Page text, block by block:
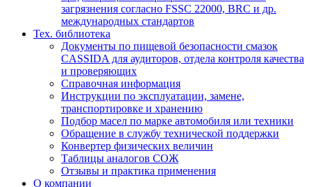
загрязнения согласно FSSC 22000, BRC и др.
международных стандартов
Тех. библиотека
Документы по пищевой безопасности смазок
CASSIDA для аудиторов, отдела контроля качества
и проверяющих
Справочная информация
Инструкции по эксплуатации, замене,
транспортировке и хранению
Подбор масел по марке автомобиля или техники
Обращение в службу технической поддержки
Конвертер физических величин
Таблицы аналогов СОЖ
Отзывы и практика применения
О компании